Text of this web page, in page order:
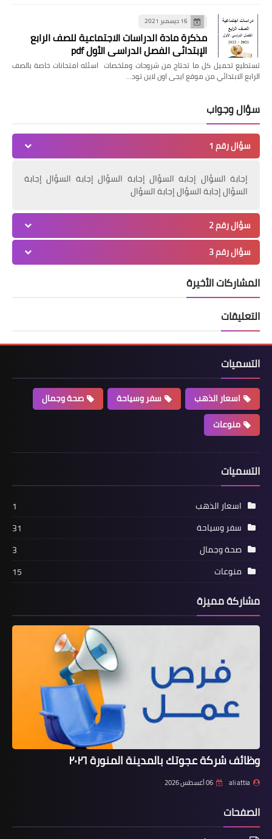
16 ديسمبر 2021
مذكرة مادة الدراسات الاجتماعية للصف الرابع
الإبتدائي الفصل الدراسي الأول pdf
تستطيع تحميل كل ما تحتاج من شروحات وملخصات اسئله امتحانات خاصة بالصف
الرابع الابتدائي من موقع ايجى اون لاين تود…
سؤال وجواب
سؤال رقم 1
إجابة السؤال إجابة السؤال إجابة السؤال إجابة السؤال إجابة
السؤال إجابة السؤال إجابة السؤال
سؤال رقم 2
سؤال رقم 3
المشاركات الأخيرة
التعليقات
التسميات
اسعار الذهب سفر وسياحة
صحة وجمال
منوعات
التسميات
اسعار الذهب
1
سفر وسياحة
31
صحة وجمال
3
منوعات
15
مشاركة مميزة
وظائف شركة عجوتك بالمدينة المنورة ٢٠٢٦
ali attia 06 أغسطس 2026
الصفحات